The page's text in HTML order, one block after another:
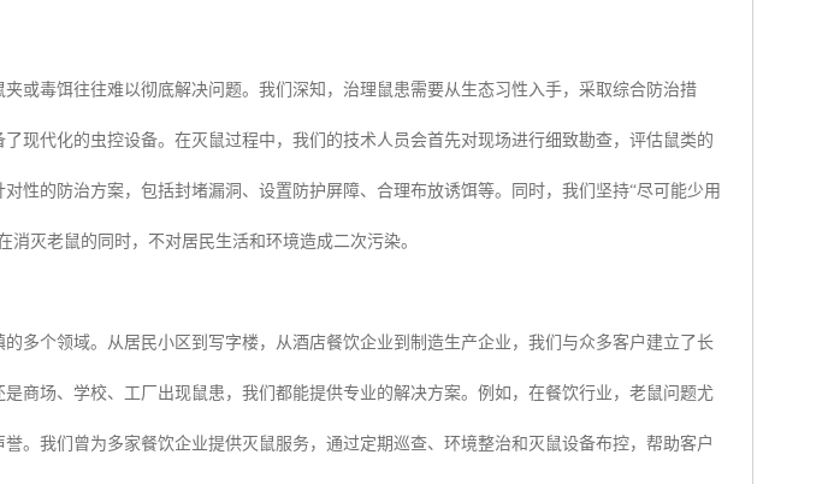
或毒饵往往难以彻底解决问题。我们深知，治理鼠患需要从生态习性入手，采取综合防治措
现代化的虫控设备。在灭鼠过程中，我们的技术人员会首先对现场进行细致勘查，评估鼠类的
性的防治方案，包括封堵漏洞、设置防护屏障、合理布放诱饵等。同时，我们坚持“尽可能少用
灭老鼠的同时，不对居民生活和环境造成二次污染。
多个领域。从居民小区到写字楼，从酒店餐饮企业到制造生产企业，我们与众多客户建立了长
商场、学校、工厂出现鼠患，我们都能提供专业的解决方案。例如，在餐饮行业，老鼠问题尤
。我们曾为多家餐饮企业提供灭鼠服务，通过定期巡查、环境整治和灭鼠设备布控，帮助客户